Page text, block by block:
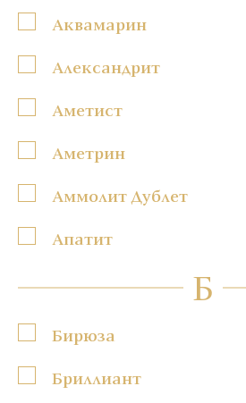
Аквамарин
Александрит
Аметист
Аметрин
Аммолит Дублет
Апатит
Б
Бирюза
Бриллиант